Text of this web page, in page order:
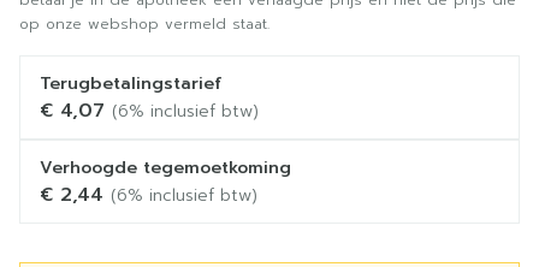
op onze webshop vermeld staat.
Terugbetalingstarief
€ 4,07 (6% inclusief btw)
Verhoogde tegemoetkoming
€ 2,44 (6% inclusief btw)